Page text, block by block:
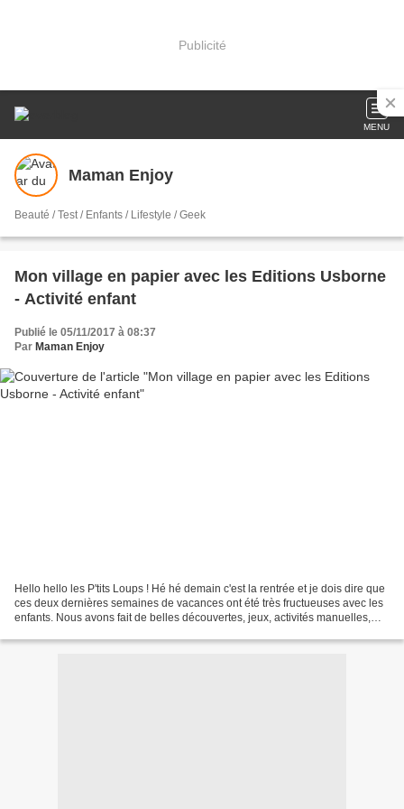
Publicité
MENU
Maman Enjoy
Beauté / Test / Enfants / Lifestyle / Geek
Mon village en papier avec les Editions Usborne
- Activité enfant
Publié le 05/11/2017 à 08:37
Par Maman Enjoy
Hello hello les P'tits Loups ! Hé hé demain c'est la rentrée et je dois dire que
ces deux dernières semaines de vacances ont été très fructueuses avec les
enfants. Nous avons fait de belles découvertes, jeux, activités manuelles,